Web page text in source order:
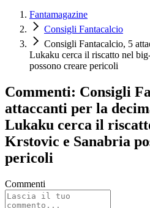
Fantamagazine
Consigli Fantacalcio
Consigli Fantacalcio, 5
Lukaku cerca il riscatto nel
possono creare pericoli
Commenti: Consigli
attaccanti per la
Lukaku cerca il
Krstovic e Sanabria
pericoli
Commenti